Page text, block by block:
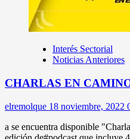
Interés Sectorial
Noticias Anteriores
CHARLAS EN
elremolque 18 noviembre, 2022
a se encuentra disponible